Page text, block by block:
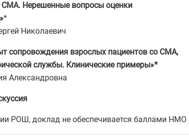
Нерешенные вопросы оценки
*
Николаевич
сопровождения взрослых пациентов со СМА,
службы. Клинические примеры»*
Александровна
РОШ, доклад не обеспечивается баллами НМО